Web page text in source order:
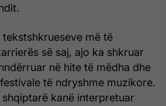
më të
së saj, ajo ka shkruar
në hite të mëdha dhe
të ndryshme muzikore.
kanë interpretuar